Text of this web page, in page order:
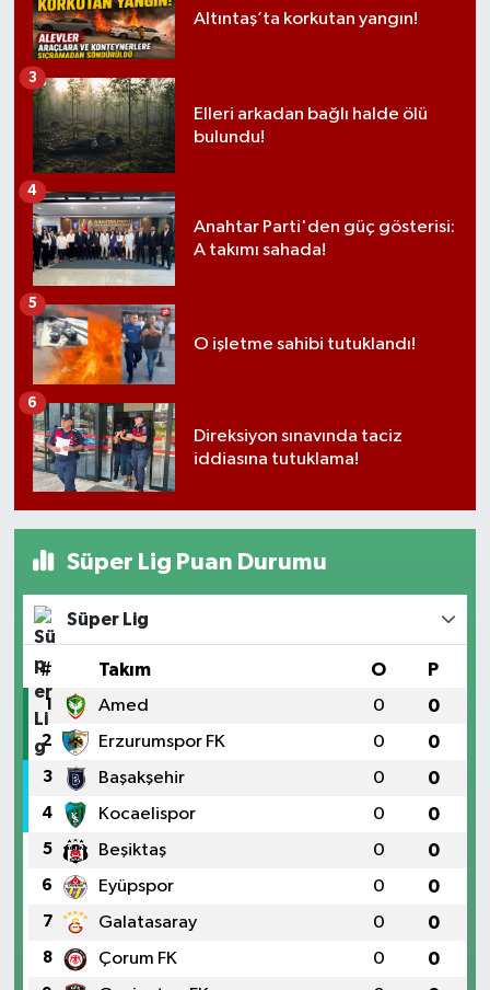
Altıntaş’ta korkutan yangın!
Elleri arkadan bağlı halde ölü
bulundu!
3
Anahtar Parti'den güç gösterisi:
A takımı sahada!
4
O işletme sahibi tutuklandı!
5
Direksiyon sınavında taciz
iddiasına tutuklama!
6
Süper Lig Puan Durumu
Süper Lig
# Takım O P
1 Amed 0 0
2 Erzurumspor FK 0 0
3 Başakşehir 0 0
4 Kocaelispor 0 0
5 Beşiktaş 0 0
6 Eyüpspor 0 0
7 Galatasaray 0 0
8 Çorum FK 0 0